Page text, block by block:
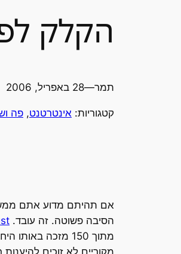
הקלק
תמר—28 באפריל, 2006
קטגוריות: אינטרטנט, פה
אם תהיתם מדוע אתם
הסיבה פשוטה. זה עובד.
מתוך 150 מזכה